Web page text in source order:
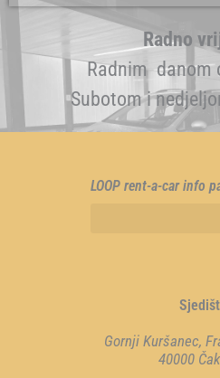
Radno
Radnim danom
Subotom i
LOOP rent-a-car info
Gornji Kuršanec,
40000